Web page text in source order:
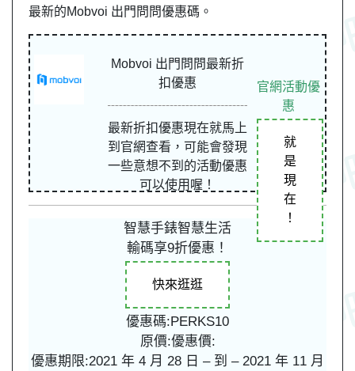
最新的Mobvoi 出門問問優惠碼。
Mobvoi 出門問問最新折
扣優惠
最新折扣優惠現在就馬上
到官網查看，可能會發現
一些意想不到的活動優惠
可以使用喔！
官網活動優
惠
就
是
現
在
！
智慧手錶智慧生活
輸碼享9折優惠！
快來逛逛
優惠碼:PERKS10
原價:優惠價:
優惠期限:2021 年 4 月 28 日 – 到 – 2021 年 11 月